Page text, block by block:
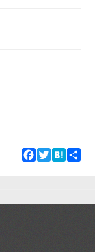
Facebook
TwitterHatena